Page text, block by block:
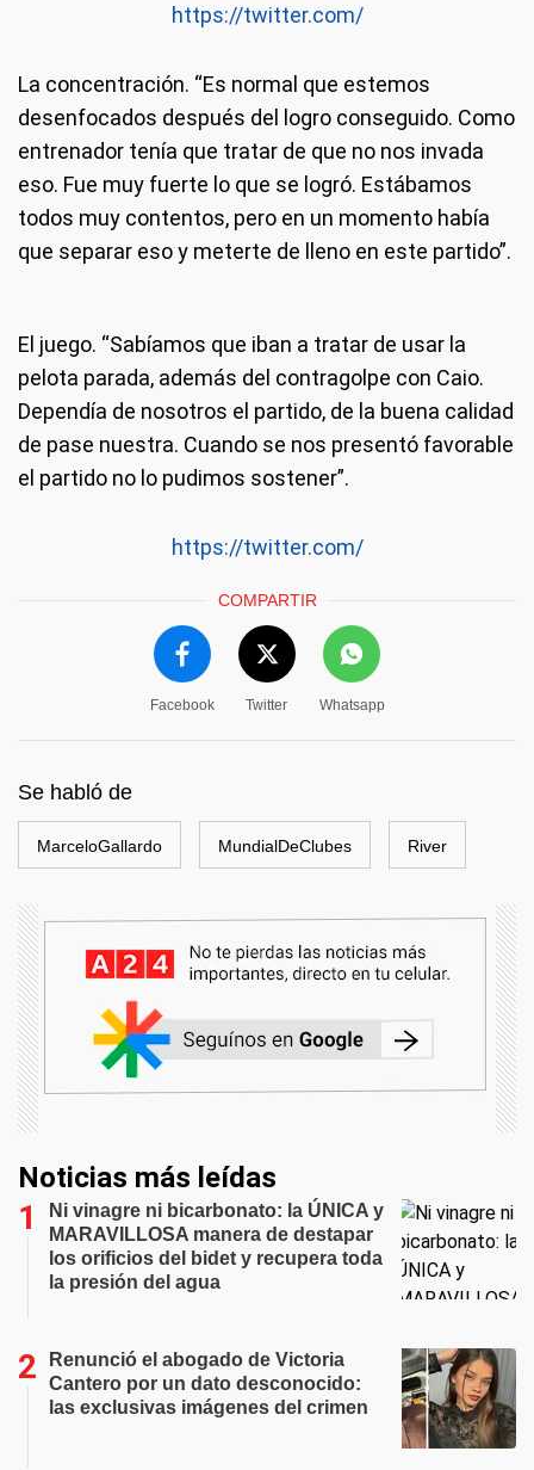
https://twitter.com/
La concentración. “Es normal que estemos
desenfocados después del logro conseguido. Como
entrenador tenía que tratar de que no nos invada
eso. Fue muy fuerte lo que se logró. Estábamos
todos muy contentos, pero en un momento había
que separar eso y meterte de lleno en este partido”.
El juego. “Sabíamos que iban a tratar de usar la
pelota parada, además del contragolpe con Caio.
Dependía de nosotros el partido, de la buena calidad
de pase nuestra. Cuando se nos presentó favorable
el partido no lo pudimos sostener”.
https://twitter.com/
COMPARTIR
Facebook Twitter Whatsapp
Se habló de
MarceloGallardo MundialDeClubes River
Noticias más leídas
Ni vinagre ni bicarbonato: la ÚNICA y
MARAVILLOSA manera de destapar
los orificios del bidet y recupera toda
la presión del agua
Renunció el abogado de Victoria
Cantero por un dato desconocido:
las exclusivas imágenes del crimen